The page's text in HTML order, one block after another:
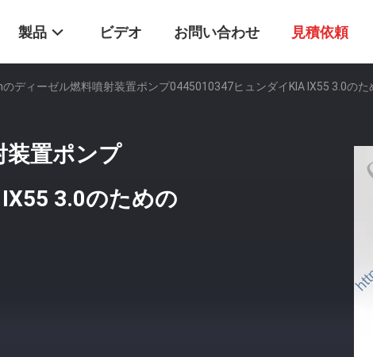
製品 ビデオ お問い合わせ 見積依頼
のディーゼル燃料噴射装置ポンプ0445010347ヒュンダイKIA IX55 3.0の
装置ポンプ
3.0のための